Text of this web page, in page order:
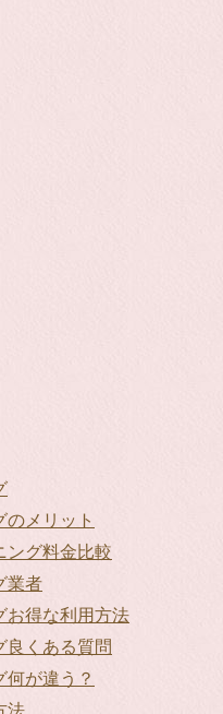
メリット
ング料金比較
業者
お得な利用方法
良くある質問
が違う？
法